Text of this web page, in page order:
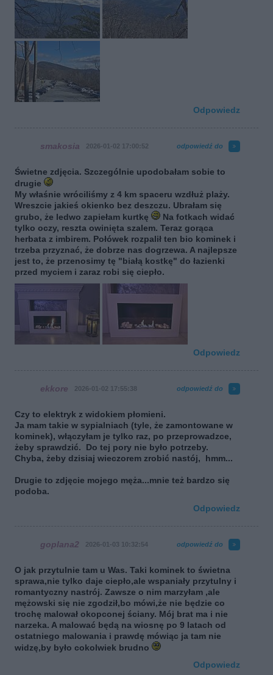
Odpowiedz
smakosia 2026-01-02 17:00:52 odpowiedź do
Świetne zdjęcia. Szczególnie upodobałam sobie to
drugie
My właśnie wróciliśmy z 4 km spaceru wzdłuż plaży.
Wreszcie jakieś okienko bez deszczu. Ubrałam się
grubo, że ledwo zapiełam kurtkę
Na fotkach widać
tylko oczy, reszta owinięta szalem. Teraz gorąca
herbata z imbirem. Połówek rozpalił ten bio kominek i
trzeba przyznać, że dobrze nas dogrzewa. A najlepsze
jest to, że przenosimy tę "białą kostkę" do łazienki
przed myciem i zaraz robi się ciepło.
Odpowiedz
ekkore 2026-01-02 17:55:38 odpowiedź do
Czy to elektryk z widokiem płomieni.
Ja mam takie w sypialniach (tyle, że zamontowane w
kominek), włączyłam je tylko raz, po przeprowadzce,
żeby sprawdzić. Do tej pory nie było potrzeby.
Chyba, żeby dzisiaj wieczorem zrobić nastój, hmm...
Drugie to zdjęcie mojego męża...mnie też bardzo się
podoba.
Odpowiedz
goplana2 2026-01-03 10:32:54 odpowiedź do
O jak przytulnie tam u Was. Taki kominek to świetna
sprawa,nie tylko daje ciepło,ale wspaniały przytulny i
romantyczny nastrój. Zawsze o nim marzyłam ,ale
mężowski się nie zgodził,bo mówi,że nie będzie co
trochę malował okopconej ściany. Mój brat ma i nie
narzeka. A malować będą na wiosnę po 9 latach od
ostatniego malowania i prawdę mówiąc ja tam nie
widzę,by było cokolwiek brudno
Odpowiedz